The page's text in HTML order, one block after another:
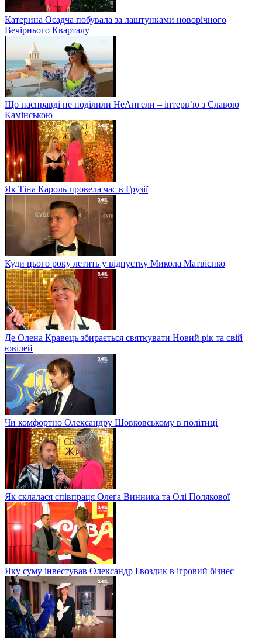
Катерина Осадча побувала за лаштунками новорічного
Вечірнього Кварталу
Що насправді не поділили НеАнгели – інтерв’ю з Славою
Камінською
Як Тіна Кароль провела час в Грузії
Куди цього року летить у відпустку Микола Матвієнко
Де Олена Кравець збирається святкувати Новий рік та свій
ювілей
Чи комфортно Олександру Шовковському в політиці
Як склалася співпраця Олега Винника та Олі Полякової
Яку суму інвестував Олександр Гвоздик в ігровий бізнес